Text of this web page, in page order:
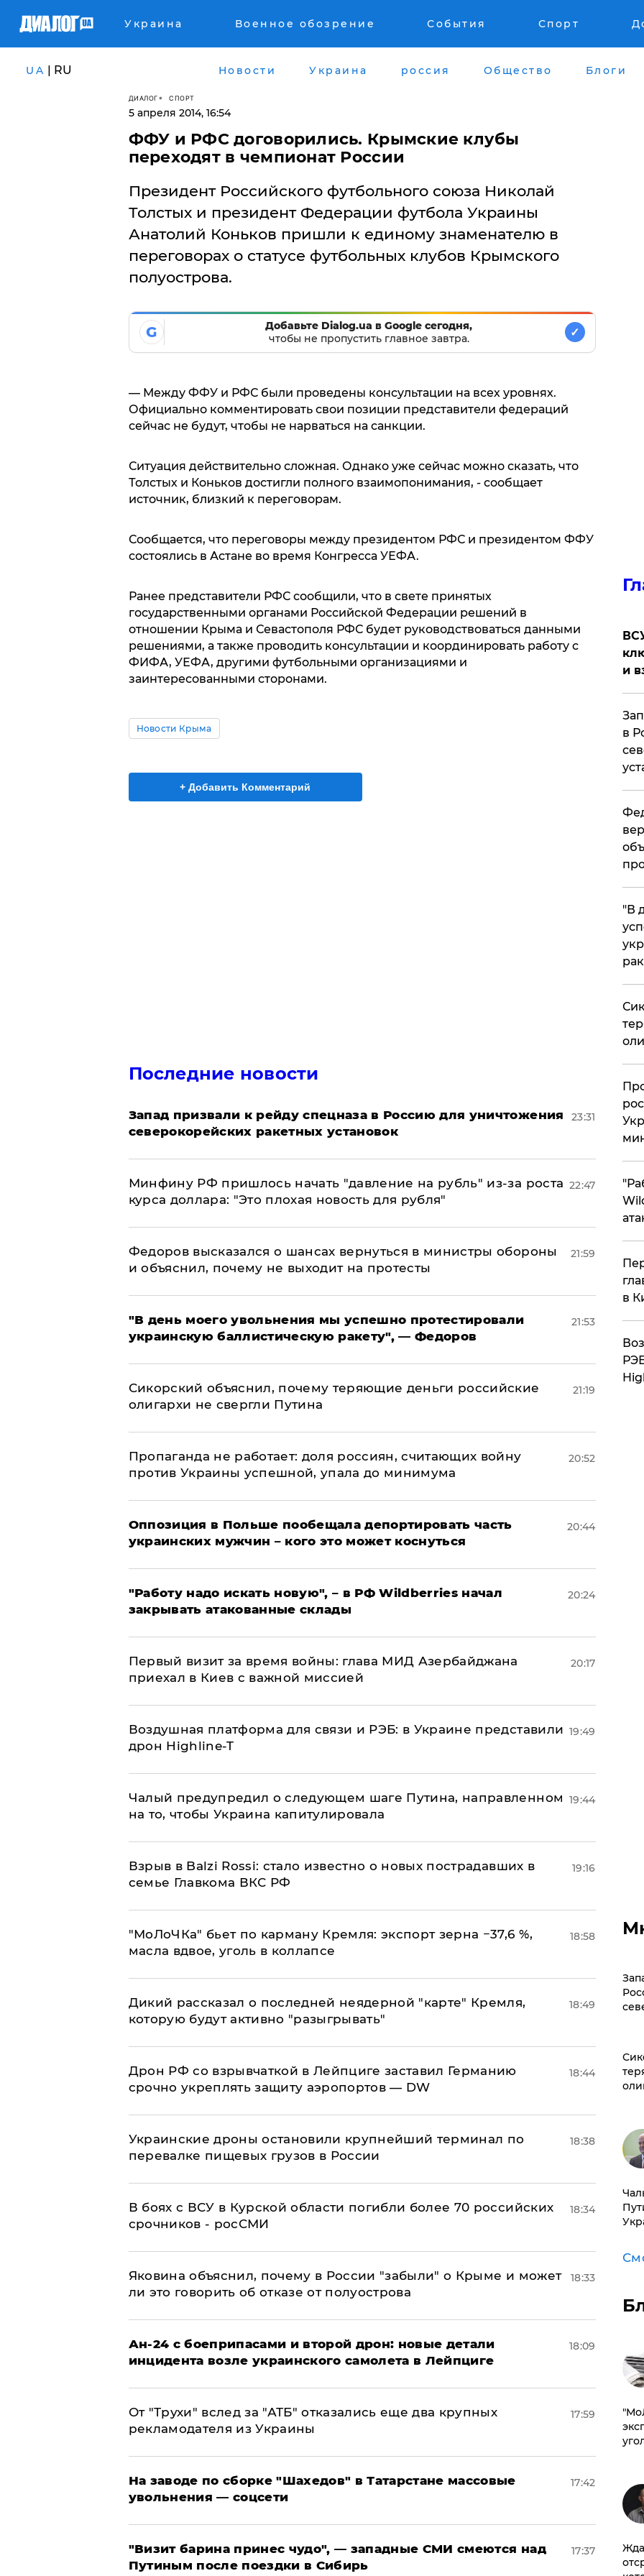
Украина Военное обозрение События Спорт
UA | RU Новости Украина россия Общество Блоги
ДИАЛОГ СПОРТ
5 апреля 2014, 16:54
ФФУ и РФС договорились. Крымские клубы
переходят в чемпионат России
Президент Российского футбольного союза Николай
Толстых и президент Федерации футбола Украины
Анатолий Коньков пришли к единому знаменателю в
переговорах о статусе футбольных клубов Крымского
полуострова.
G
Добавьте Dialog.ua в Google сегодня,
чтобы не пропустить главное завтра.
✓
— Между ФФУ и РФС были проведены консультации на всех уровнях.
Официально комментировать свои позиции представители федераций
сейчас не будут, чтобы не нарваться на санкции.
Ситуация действительно сложная. Однако уже сейчас можно сказать, что
Толстых и Коньков достигли полного взаимопонимания, - сообщает
источник, близкий к переговорам.
Сообщается, что переговоры между президентом РФС и президентом ФФУ
состоялись в Астане во время Конгресса УЕФА.
Ранее представители РФС сообщили, что в свете принятых
государственными органами Российской Федерации решений в
отношении Крыма и Севастополя РФС будет руководствоваться данными
решениями, а также проводить консультации и координировать работу с
ФИФА, УЕФА, другими футбольными организациями и
заинтересованными сторонами.
Новости Крыма
+ Добавить Комментарий
Последние новости
Запад призвали к рейду спецназа в Россию для уничтожения
северокорейских ракетных установок
23:31
Минфину РФ пришлось начать "давление на рубль" из-за роста
курса доллара: "Это плохая новость для рубля"
22:47
Федоров высказался о шансах вернуться в министры обороны
и объяснил, почему не выходит на протесты
21:59
​"В день моего увольнения мы успешно протестировали
украинскую баллистическую ракету", — Федоров
21:53
Сикорский объяснил, почему теряющие деньги российские
олигархи не свергли Путина
21:19
​Пропаганда не работает: доля россиян, считающих войну
против Украины успешной, упала до минимума
20:52
Оппозиция в Польше пообещала депортировать часть
украинских мужчин – кого это может коснуться
20:44
"Работу надо искать новую", – в РФ Wildberries начал
закрывать атакованные склады
20:24
Первый визит за время войны: глава МИД Азербайджана
приехал в Киев с важной миссией
20:17
Воздушная платформа для связи и РЭБ: в Украине представили
дрон Highline-T
19:49
Чалый предупредил о следующем шаге Путина, направленном
на то, чтобы Украина капитулировала
19:44
Взрыв в Balzi Rossi: стало известно о новых пострадавших в
семье Главкома ВКС РФ
19:16
​"МоЛоЧКа" бьет по карману Кремля: экспорт зерна −37,6 %,
масла вдвое, уголь в коллапсе
18:58
Дикий рассказал о последней неядерной "карте" Кремля,
которую будут активно "разыгрывать"
18:49
​Дрон РФ со взрывчаткой в Лейпциге заставил Германию
срочно укреплять защиту аэропортов — DW
18:44
Украинские дроны остановили крупнейший терминал по
перевалке пищевых грузов в России
18:38
В боях с ВСУ в Курской области погибли более 70 российских
срочников - росСМИ
18:34
Яковина объяснил, почему в России "забыли" о Крыме и может
ли это говорить об отказе от полуострова
18:33
Ан-24 с боеприпасами и второй дрон: новые детали
инцидента возле украинского самолета в Лейпциге
18:09
От "Трухи" вслед за "АТБ" отказались еще два крупных
рекламодателя из Украины
17:59
На заводе по сборке "Шахедов" в Татарстане массовые
увольнения — соцсети
17:42
"Визит барина принес чудо", — западные СМИ смеются над
Путиным после поездки в Сибирь
17:37
и
в
​"В
в